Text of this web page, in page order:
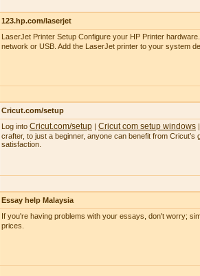
123.hp.com/laserjet
LaserJet Printer Setup Configure your HP Printer
network or USB. Add the LaserJet printer to your system
Cricut.com/setup
Log into Cricut.com/setup | Cricut com setup windows |
crafter, to just a beginner, anyone can benefit from
satisfaction.
Essay help Malaysia
If you're having problems with your essays, don't worry;
prices.